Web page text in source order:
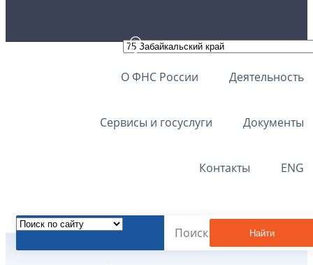
О ФНС России Деятельность
Сервисы и госуслуги Документы
Контакты ENG
Найти